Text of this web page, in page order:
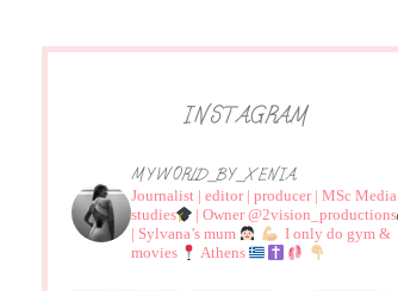
INSTAGRAM
MYWORLD_BY_XENIA
Journalist | editor | producer | MSc Media
studies
| Owner @2vision_productions
| Sylvana’s mum
I only do gym &
movies
Athens